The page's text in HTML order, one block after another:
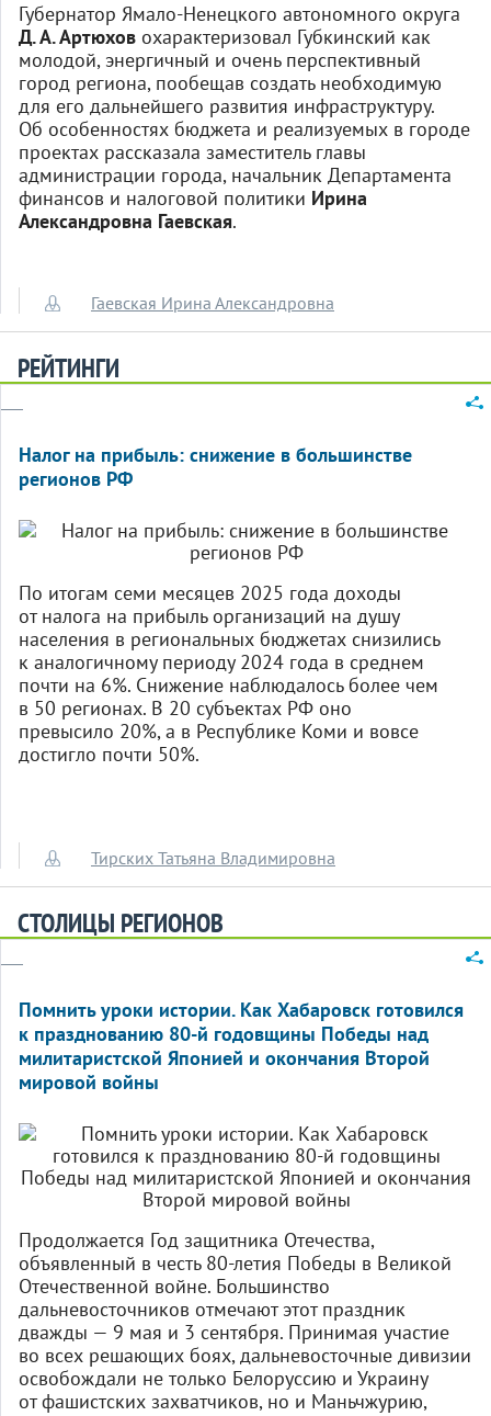
Губернатор Ямало-Ненецкого автономного округа
Д. А. Артюхов охарактеризовал Губкинский как
молодой, энергичный и очень перспективный
город региона, пообещав создать необходимую
для его дальнейшего развития инфраструктуру.
Об особенностях бюджета и реализуемых в городе
проектах рассказала заместитель главы
администрации города, начальник Департамента
финансов и налоговой политики Ирина
Александровна Гаевская.
Гаевская Ирина Александровна
РЕЙТИНГИ
Налог на прибыль: снижение в большинстве
регионов РФ
По итогам семи месяцев 2025 года доходы
от налога на прибыль организаций на душу
населения в региональных бюджетах снизились
к аналогичному периоду 2024 года в среднем
почти на 6%. Снижение наблюдалось более чем
в 50 регионах. В 20 субъектах РФ оно
превысило 20%, а в Республике Коми и вовсе
достигло почти 50%.
Тирских Татьяна Владимировна
СТОЛИЦЫ РЕГИОНОВ
Помнить уроки истории. Как Хабаровск готовился
к празднованию 80-й годовщины Победы над
милитаристской Японией и окончания Второй
мировой войны
Продолжается Год защитника Отечества,
объявленный в честь 80‑летия Победы в Великой
Отечественной войне. Большинство
дальневосточников отмечают этот праздник
дважды — 9 мая и 3 сентября. Принимая участие
во всех решающих боях, дальневосточные дивизии
освобождали не только Белоруссию и Украину
от фашистских захватчиков, но и Маньчжурию,